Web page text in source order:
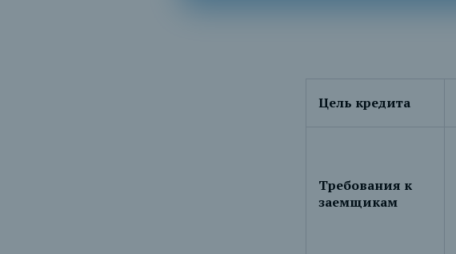
Цель кредита
Требования к
заемщикам